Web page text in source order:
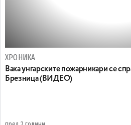
ХРОНИКА
Вака унгарските пожарникари се
Брезница (ВИДЕО)